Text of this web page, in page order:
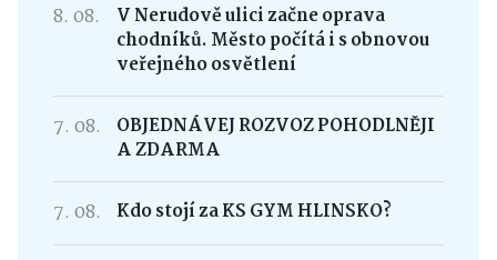
8. 08.
V Nerudově ulici začne oprava
chodníků. Město počítá i s obnovou
veřejného osvětlení
7. 08.
OBJEDNÁVEJ ROZVOZ POHODLNĚJI
A ZDARMA
7. 08. Kdo stojí za KS GYM HLINSKO?